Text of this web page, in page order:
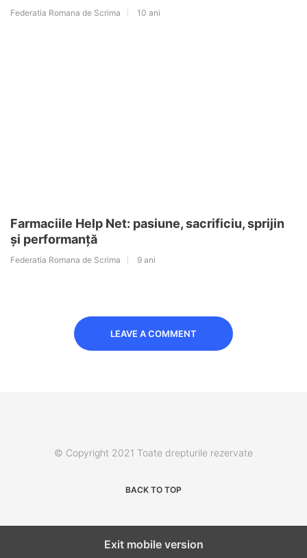
Federatia Romana de Scrima 10 ani
Farmaciile Help Net: pasiune, sacrificiu, sprijin
și performanță
Federatia Romana de Scrima 9 ani
LEAVE A COMMENT
© Copyright 2021 Toate drepturile rezervate
BACK TO TOP
Exit mobile version